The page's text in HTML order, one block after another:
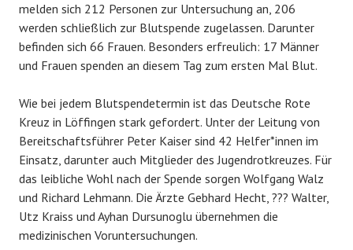
melden sich 212 Personen zur Untersuchung an, 206
werden schließlich zur Blutspende zugelassen. Darunter
befinden sich 66 Frauen. Besonders erfreulich: 17 Männer
und Frauen spenden an diesem Tag zum ersten Mal Blut.
Wie bei jedem Blutspendetermin ist das Deutsche Rote
Kreuz in Löffingen stark gefordert. Unter der Leitung von
Bereitschaftsführer Peter Kaiser sind 42 Helfer*innen im
Einsatz, darunter auch Mitglieder des Jugendrotkreuzes. Für
das leibliche Wohl nach der Spende sorgen Wolfgang Walz
und Richard Lehmann. Die Ärzte Gebhard Hecht, ??? Walter,
Utz Kraiss und Ayhan Dursunoglu übernehmen die
medizinischen Voruntersuchungen.